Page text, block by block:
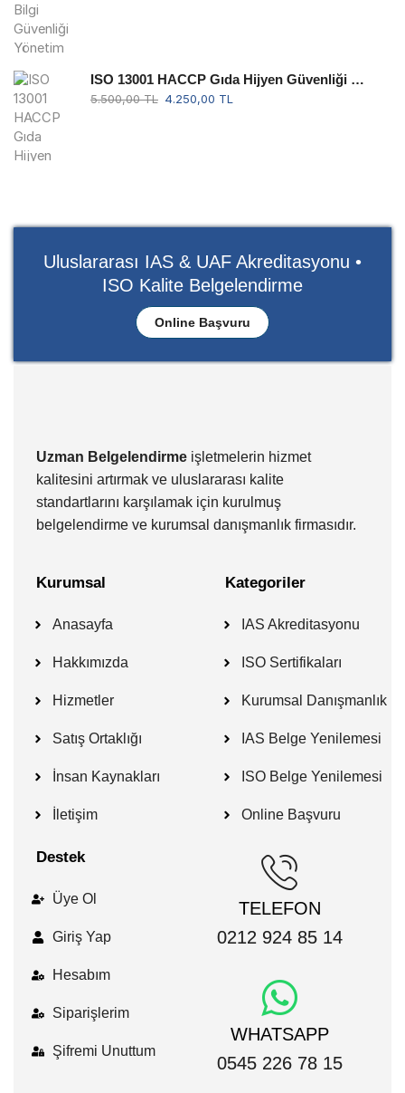
ISO 13001 HACCP Gıda Hijyen Güvenliği Yönetim Sistemi Belgesi - Akreditesiz
5.500,00TL 4.250,00 TL
Uluslararası IAS & UAF Akreditasyonu •
ISO Kalite Belgelendirme
Online Başvuru
Uzman Belgelendirme işletmelerin hizmet
kalitesini artırmak ve uluslararası kalite
standartlarını karşılamak için kurulmuş
belgelendirme ve kurumsal danışmanlık firmasıdır.
Kurumsal
Anasayfa
Hakkımızda
Hizmetler
Satış Ortaklığı
İnsan Kaynakları
İletişim
Kategoriler
IAS Akreditasyonu
ISO Sertifikaları
Kurumsal Danışmanlık
IAS Belge Yenilemesi
ISO Belge Yenilemesi
Online Başvuru
Destek
Üye Ol
Giriş Yap
Hesabım
Siparişlerim
Şifremi Unuttum
TELEFON
0212 924 85 14
WHATSAPP
0545 226 78 15